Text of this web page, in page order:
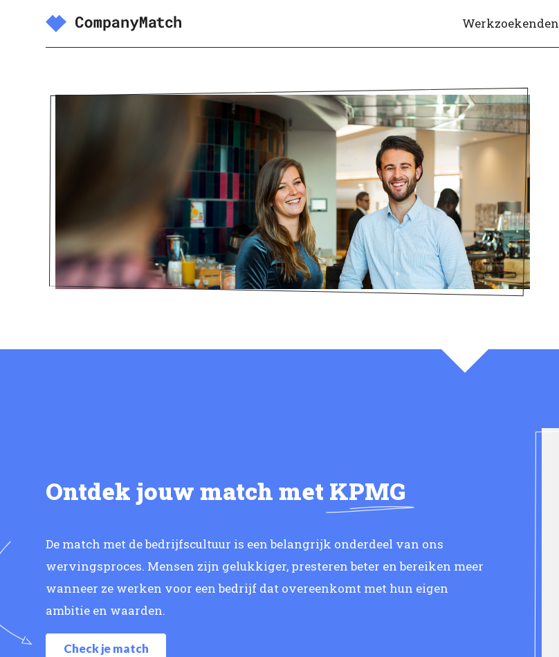
Werkzoekenden
Ontdek jouw match met KPMG
De match met de bedrijfscultuur is een belangrijk onderdeel van ons
wervingsproces. Mensen zijn gelukkiger, presteren beter en bereiken meer
wanneer ze werken voor een bedrijf dat overeenkomt met hun eigen
ambitie en waarden.
Check je match